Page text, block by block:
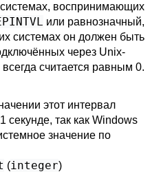
воспринимающих
или равнозначный,
системах он должен быть
через Unix-
считается равным 0.
этот интервал
секунде, так как Windows
значение по
(integer)